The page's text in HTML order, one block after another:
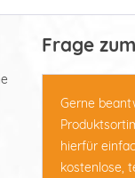
Frage
Gerne
hierfür
kostenlose,